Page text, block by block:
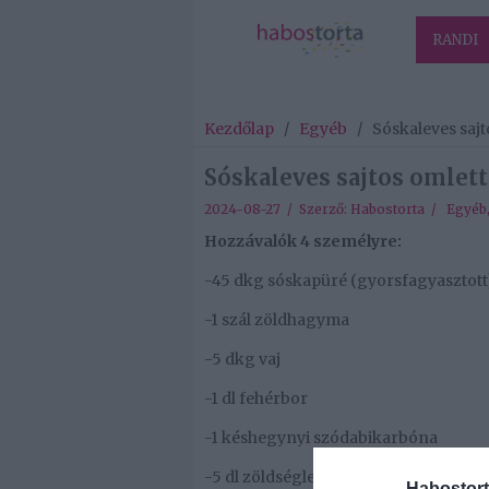
RANDI
Kezdőlap / Egyéb / Sóskaleves
Sóskaleves sajtos
2024-08-27 / Szerző: Habostorta / Egyéb,
Hozzávalók 4 személyre:
-45 dkg sóskapüré
-1 szál zöldhagyma
-5 dkg vaj
-1 dl fehérbor
-1 késhegynyi szódabikarbóna
-5 dl zöldségleves, kockából